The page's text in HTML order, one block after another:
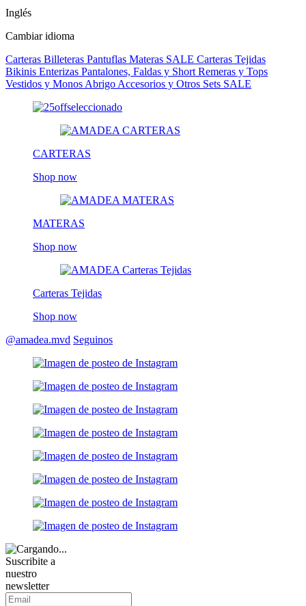
Inglés
Cambiar idioma
Carteras Billeteras Pantuflas Materas SALE Carteras Tejidas
Bikinis Enterizas Pantalones, Faldas y Short Remeras y Tops
Vestidos y Monos Abrigo Accesorios y Otros Sets SALE
CARTERAS
Shop now
MATERAS
Shop now
Carteras Tejidas
Shop now
@amadea.mvd Seguinos
Suscribite a
nuestro
newsletter